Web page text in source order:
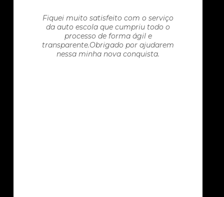
Fiquei muito satisfeito com o serviço
da auto escola que cumpriu todo o
processo de forma ágil e
transparente.Obrigado por ajudarem
nessa minha nova conquista.